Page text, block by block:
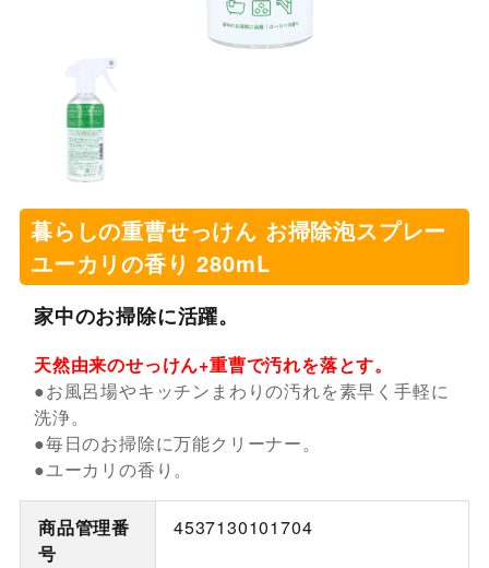
暮らしの重曹せっけん お掃除泡スプレー
ユーカリの香り 280mL
家中のお掃除に活躍。
天然由来のせっけん+重曹で汚れを落とす。
●お風呂場やキッチンまわりの汚れを素早く手軽に
洗浄。
●毎日のお掃除に万能クリーナー。
●ユーカリの香り。
商品管理番
号
4537130101704